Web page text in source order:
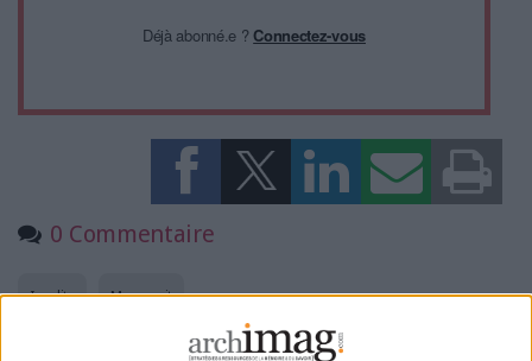
Déjà abonné.e ?Connectez-vous
0 Commentaire
Manuscrit
Insolite